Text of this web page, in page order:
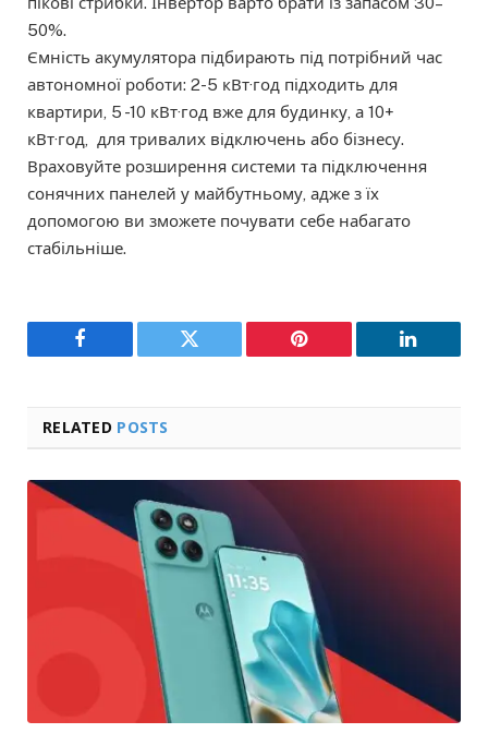
50%.
Ємність акумулятора підбирають під потрібний час
автономної роботи: 2-5 кВт·год підходить для
квартири, 5 -10 кВт·год вже для будинку, а 10+
кВт·год, для тривалих відключень або бізнесу.
Враховуйте розширення системи та підключення
сонячних панелей у майбутньому, адже з їх
допомогою ви зможете почувати себе набагато
стабільніше.
Facebook Twitter Pinterest LinkedIn
RELATED POSTS